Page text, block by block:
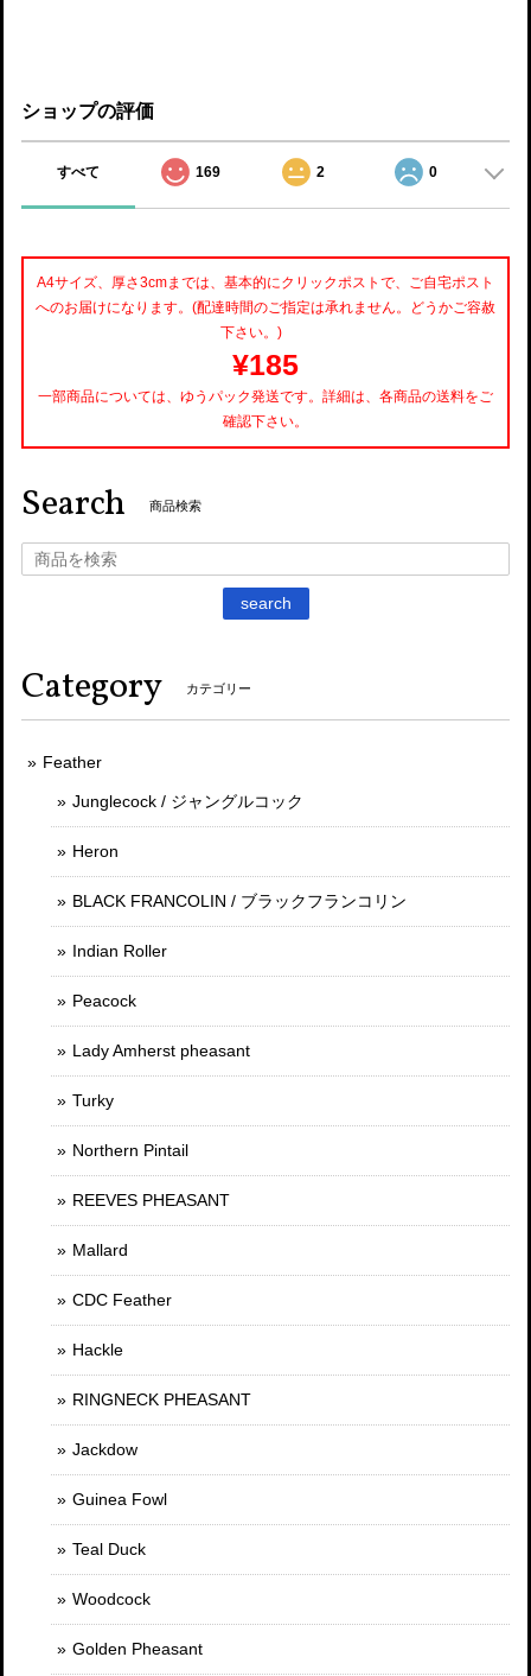
ショップの評価
すべて 169 2 0
A4サイズ、厚さ3cmまでは、基本的にクリックポストで、ご自宅ポスト
へのお届けになります。(配達時間のご指定は承れません。どうかご容赦
下さい。)
¥185
一部商品については、ゆうパック発送です。詳細は、各商品の送料をご
確認下さい。
Search 商品検索
search
Category カテゴリー
Feather
Junglecock / ジャングルコック
Heron
BLACK FRANCOLIN / ブラックフランコリン
Indian Roller
Peacock
Lady Amherst pheasant
Turky
Northern Pintail
REEVES PHEASANT
Mallard
CDC Feather
Hackle
RINGNECK PHEASANT
Jackdow
Guinea Fowl
Teal Duck
Woodcock
Golden Pheasant